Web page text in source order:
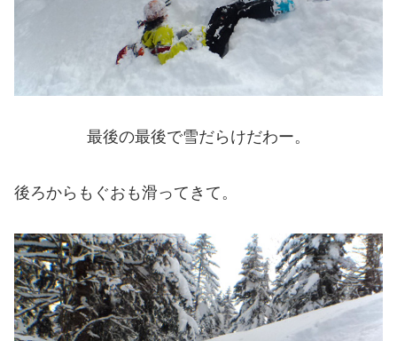
最後の最後で雪だらけだわー。
後ろからもぐおも滑ってきて。